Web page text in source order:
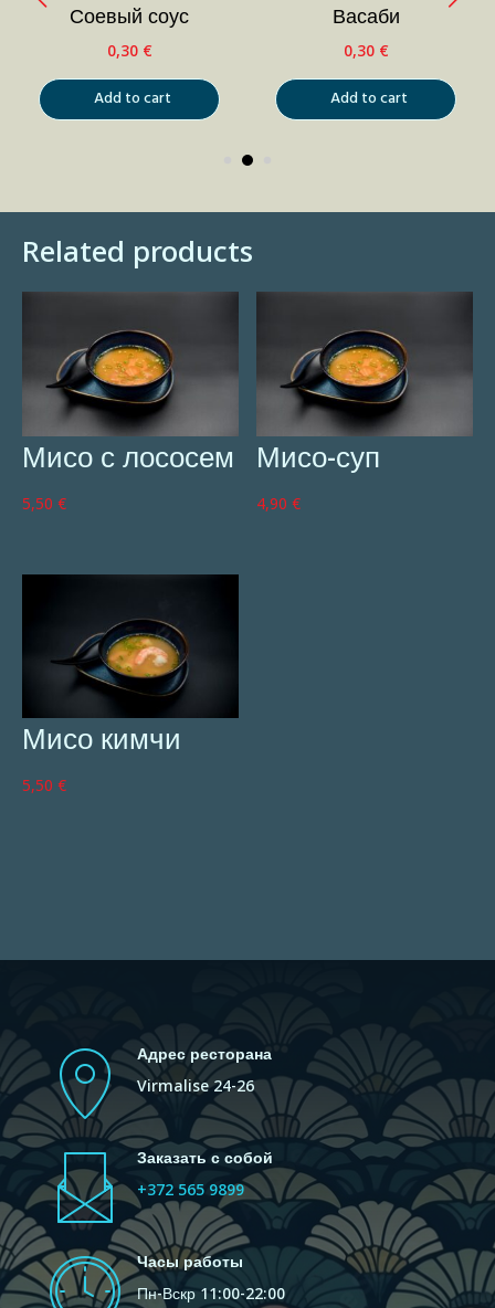
Соевый соус
0,30€
Add to cart
Васаби
0,30€
Add to cart
Related products
Мисо с лососем
5,50€
Мисо-суп
4,90€
Мисо кимчи
5,50€
Адрес ресторана
Virmalise 24-26
Заказать с собой
+372 565 9899
Часы работы
Пн-Вскр 11:00-22:00